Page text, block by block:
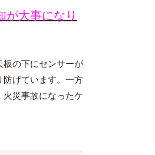
が大事になり
板の下にセンサーが
防げています。一方
災事故になったケ